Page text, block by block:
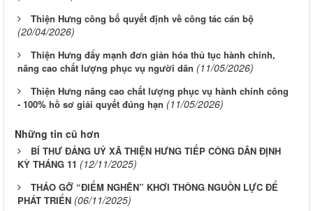
Thiện Hưng công bố quyết định về công tác cán bộ
(20/04/2026)
Thiện Hưng đẩy mạnh đơn giản hóa thủ tục hành chính,
nâng cao chất lượng phục vụ người dân (11/05/2026)
Thiện Hưng nâng cao chất lượng phục vụ hành chính công
- 100% hồ sơ giải quyết đúng hạn (11/05/2026)
Những tin cũ hơn
BÍ THƯ ĐẢNG UỶ XÃ THIỆN HƯNG TIẾP CÔNG DÂN ĐỊNH
KỲ THÁNG 11 (12/11/2025)
THÁO GỠ “ĐIỂM NGHẼN” KHƠI THÔNG NGUỒN LỰC ĐỂ
PHÁT TRIỂN (06/11/2025)